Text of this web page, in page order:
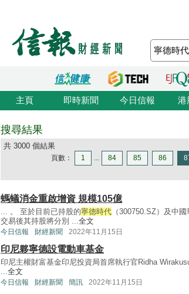
主頁 即時新聞 今日信報 港
搜尋結果
共 3000 個結果
頁數： 1 ... 84 85 86
螞蟻消金重啟增資 規模105億
... 。 至於目前已持股的寧德時代 （300750.SZ）及中
交易後其持股將分別 ...全文
今日信報 財經新聞 2022年11月15日
印尼夥寧德設電動車基金
印尼主權財富基金印尼投資局首席執行官Ridha
...全文
今日信報 財經新聞 簡訊 2022年11月15日